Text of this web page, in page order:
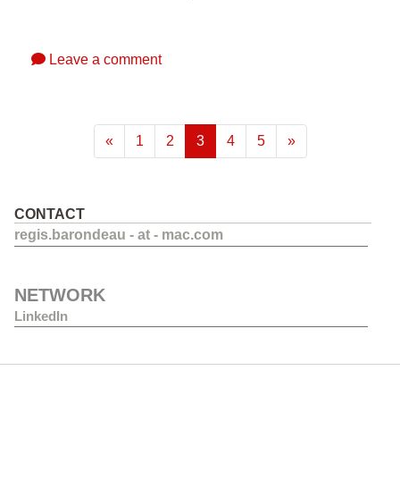
Leave a comment
« 1 2 3(current)
4 5 »
CONTACT
regis.barondeau - at - mac.com
NETWORK
LinkedIn